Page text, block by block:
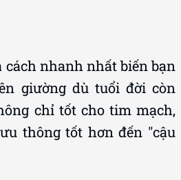
giường dù tuổi đời còn
chỉ tốt cho tim mạch,
thông tốt hơn đến "cậu